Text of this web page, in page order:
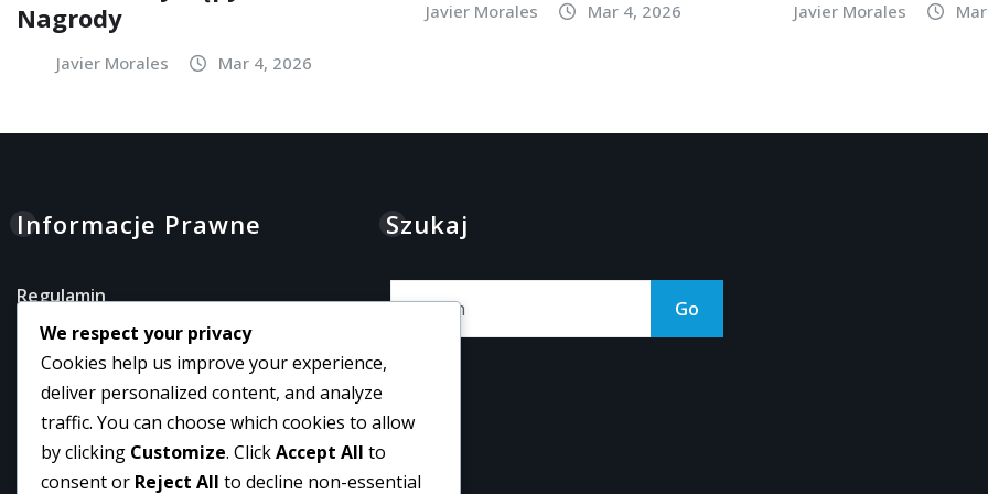
Nagrody
Javier Morales Mar 4, 2026
Javier Morales Mar 4, 2026 Javier Morales
Informacje Prawne
Regulamin
Informacje
Skontaktuj się z nami
Preferencje plików cookie
Twoja prywatność
Szukaj
Go
We respect your privacy
Cookies help us improve your experience,
deliver personalized content, and analyze
traffic. You can choose which cookies to allow
by clicking Customize. ClickAccept All to
consent or Reject All to decline non-essential